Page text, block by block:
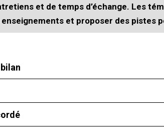
et de temps d’échange. Les
enseignements et proposer des pistes